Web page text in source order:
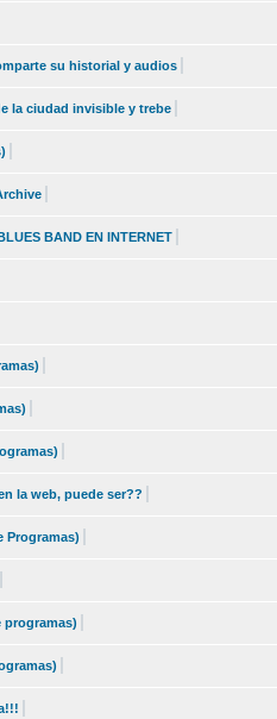
su historial y audios
la ciudad invisible y trebe
BAND EN INTERNET
la web, puede ser??
Programas)
programas)